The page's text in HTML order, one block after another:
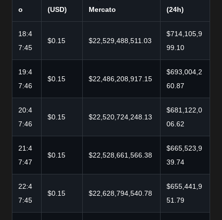
o
(USD)
Mercato
(24h)
18:4
7:45
$0.15 $22,529,488,511.03
$714,105,9
99.10
19:4
7:46
$0.15 $22,486,208,917.15
$693,004,2
60.87
20:4
7:46
$0.15 $22,520,724,248.13
$681,122,0
06.62
21:4
7:47
$0.15 $22,528,661,566.38
$665,523,9
39.74
22:4
7:45
$0.15 $22,628,794,540.78
$655,441,9
51.79